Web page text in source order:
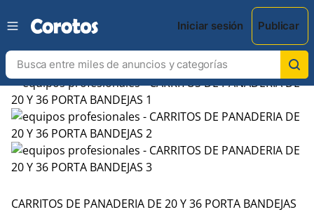
Iniciar sesión Publicar
CARRITOS DE PANADERIA DE 20 Y 36 PORTA BANDEJAS